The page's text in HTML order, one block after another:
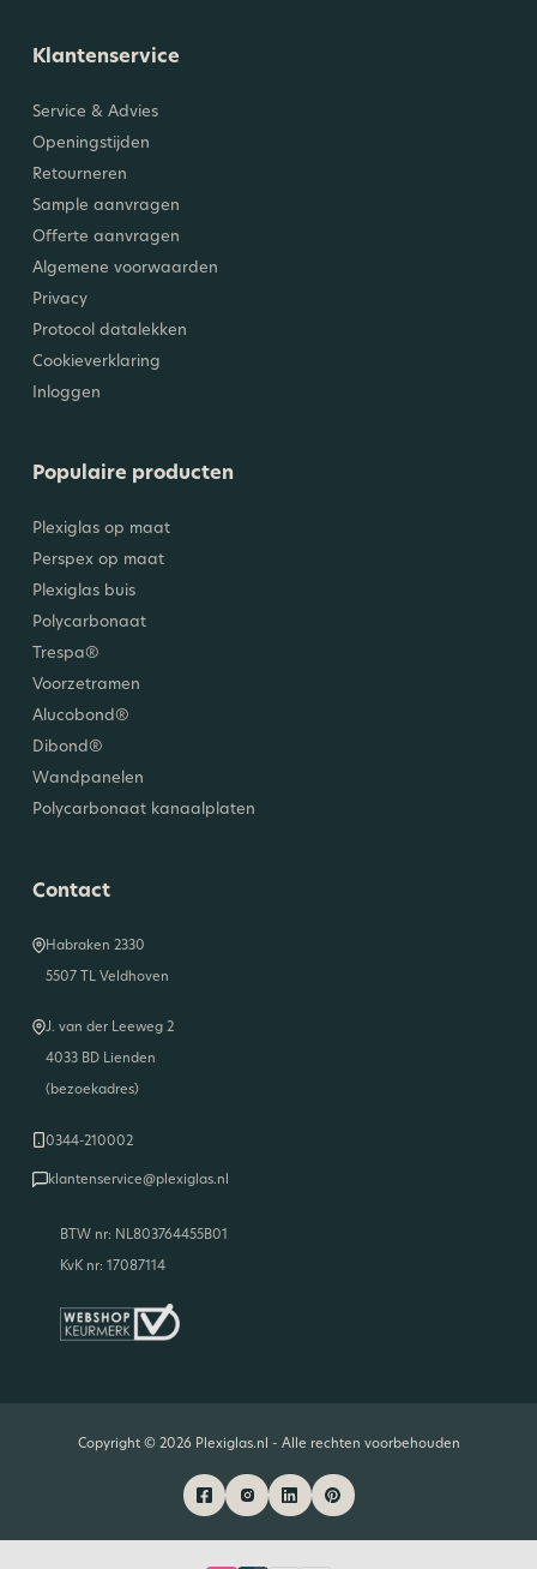
Klantenservice
Service & Advies
Openingstijden
Retourneren
Sample aanvragen
Offerte aanvragen
Algemene voorwaarden
Privacy
Protocol datalekken
Cookieverklaring
Inloggen
Populaire producten
Plexiglas op maat
Perspex op maat
Plexiglas buis
Polycarbonaat
Trespa®
Voorzetramen
Alucobond®
Dibond®
Wandpanelen
Polycarbonaat kanaalplaten
Contact
Habraken 2330
5507 TL Veldhoven
J. van der Leeweg 2
4033 BD Lienden
(bezoekadres)
0344-210002
klantenservice@plexiglas.nl
BTW nr: NL803764455B01
KvK nr: 17087114
Copyright © 2026 Plexiglas.nl - Alle rechten voorbehouden